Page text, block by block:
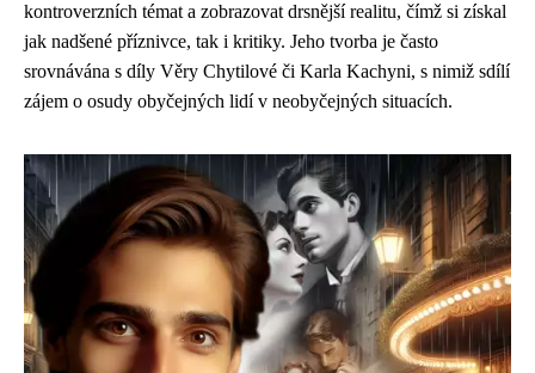
kontroverzních témat a zobrazovat drsnější realitu, čímž si získal
jak nadšené příznivce, tak i kritiky. Jeho tvorba je často
srovnávána s díly Věry Chytilové či Karla Kachyni, s nimiž sdílí
zájem o osudy obyčejných lidí v neobyčejných situacích.